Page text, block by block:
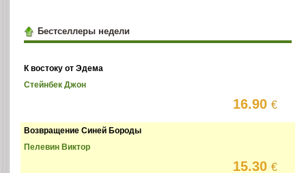
Бестселлеры недели
К востоку от Эдема
Стейнбек Джон
16.90€
Возвращение Синей Бороды
Пелевин Виктор
15.30€